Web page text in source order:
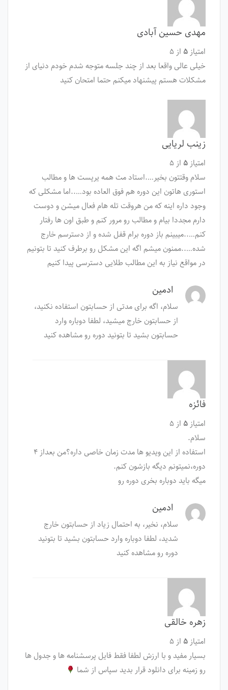
مهدی حسین آبادی
امتیاز۵ از ۵
خیلی عالی واقعا بعد از چند جلسه متوجه شدم خودم دنیای از
مشکلات هستم پیشنهاد میکنم حتما امتحان کنید
زینب لریایی
امتیاز۵ از ۵
سلام وقتتون بخیر….استاد مث همه یرپست ها و مطالب
استوری هاتون این دوره هم فوق العاده بود…..اما مشکلی که
وجود داره اینه که من هروقت تله هام فعال میشن و دوست
دارم مجددا بیام و مطالب رو مرور کنم و طبق اون ها رفتار
کنم…..میبینم باز دوره برام قفل شده و از دسترسم خارج
شده…..ممنون میشم اگه این مشکل رو برطرف کنید تا بتونیم
در مواقع نیاز به این مطالب طلایی دسترسی پیدا کنیم
ادمین
سلام، اگه برای مدتی از حسابتون استفاده نکنید،
از حسابتون خارج میشید، لطفا دوباره وارد
حسابتون بشید تا بتونید دوره رو مشاهده کنید
فائزه
امتیاز۵ از ۵
سلام.
استفاده از این ویدیو ها مدت زمان خاصی داره؟من بعداز ۴
دوره،نمیتونم دیگه بازشون کنم.
میگه باید دوباره بخری دوره رو
ادمین
سلام، نخیر، به احتمال زیاد از حسابتون خارج
شدید، لطفا دوباره وارد حسابتون بشید تا بتونید
دوره رو مشاهده کنید
زهره خالقی
امتیاز۵ از ۵
بسیار مفید و با ارزش لطفا فقط فایل پرسشنامه ها و جدول ها
رو زمینه برای دانلود قرار بدید سپاس از شما